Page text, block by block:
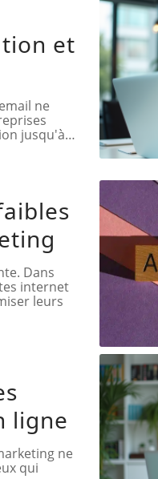
et
ne
jusqu'à…
Dans
internet
leurs
ligne
ne
qui